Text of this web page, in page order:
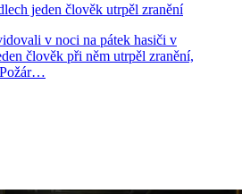
jeden člověk utrpěl zranění
v noci na pátek hasiči v
člověk při něm utrpěl zranění,
Požár…